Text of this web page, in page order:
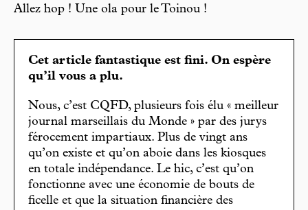
Allez hop ! Une ola pour le Toinou !
Cet article fantastique est fini. On espère
qu’il vous a plu.
Nous, c’est CQFD, plusieurs fois élu « meilleur
journal marseillais du Monde » par des jurys
férocement impartiaux. Plus de vingt ans
qu’on existe et qu’on aboie dans les kiosques
en totale indépendance. Le hic, c’est qu’on
fonctionne avec une économie de bouts de
ficelle et que la situation financière des